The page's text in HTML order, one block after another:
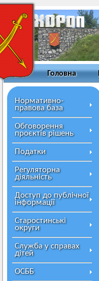
Головна
Нормативно-
правова база
Обговорення
проєктів рішень
Податки
Регуляторна
діяльність
Доступ до публічної
інформації
Старостинські
округи
Служба у справах
дітей
ОСББ